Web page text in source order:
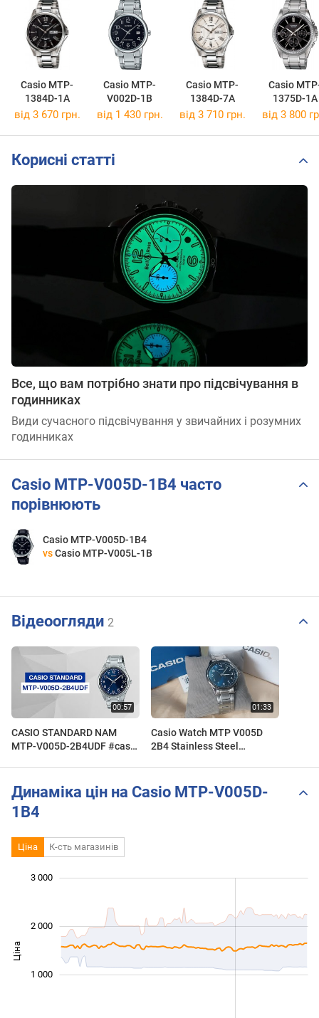
Casio MTP-
1384D-1A
Casio MTP-
V002D-1B
Casio MTP-
1384D-7A
Casio
1375D-1A
від 3 670 грн. від 1 430 грн. від 3 710 грн. від 3 800
Корисні статті
Все, що вам потрібно знати про підсвічування в
годинниках
Види сучасного підсвічування у звичайних і розумних
годинниках
Casio MTP-V005D-1B4 часто
порівнюють
Casio MTP-V005D-1B4
vs Casio MTP-V005L-1B
Відеоогляди 2
CASIO STANDARD NAM
MTP-V005D-2B4UDF #casio
Casio Watch MTP V005D
2B4 Stainless Steel
Динаміка цін на Casio MTP-V005D-
1B4
Ціна К-сть магазинів
Ціна
1 000
2 000
3 000